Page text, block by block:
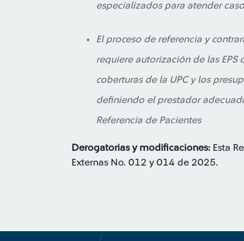
especializados para atender
El proceso de referencia y
requiere autorización de las EPS
coberturas de la UPC y los
definiendo el prestador
Referencia de Pacientes
Derogatorias y modificaciones: Esta
Externas No. 012 y 014 de 2025.